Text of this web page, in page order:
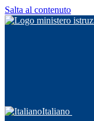
Salta al contenuto
Italiano